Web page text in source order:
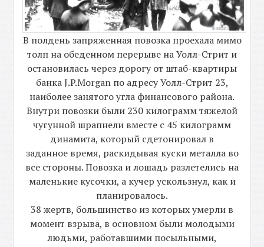
В полдень запряженная повозка проехала мимо
толп на обеденном перерыве на Уолл-Стрит и
остановилась через дорогу от штаб-квартиры
банка J.P.Morgan по адресу Уолл-Стрит 23,
наиболее занятого угла финансового района.
Внутри повозки были 230 килограмм тяжелой
чугунной шрапнели вместе с 45 килограмм
динамита, который сдетонировал в
заданное время, раскидывая куски металла во
все стороны. Повозка и лошадь разлетелись на
маленькие кусочки, а кучер ускользнул, как и
планировалось.
38 жертв, большинство из которых умерли в
момент взрыва, в основном были молодыми
людьми, работавшими посыльными,